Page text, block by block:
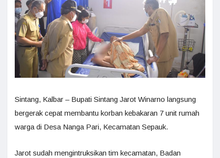
Sintang, Kalbar – Bupati Sintang Jarot Winarno langsung
bergerak cepat membantu korban kebakaran 7 unit rumah
warga di Desa Nanga Pari, Kecamatan Sepauk.
Jarot sudah mengintruksikan tim kecamatan, Badan